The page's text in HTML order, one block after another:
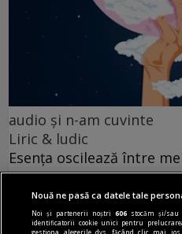
audio şi n-am cuvinte
Liric & ludic
Esența oscilează între
romantic.
Aron BIRO
Nouă ne pasă ca datele tale
Noi și partenerii noștri606 stocăm și/
identificatorii cookie unici pentru
gestiona alegerile dvs. făcând clic mai